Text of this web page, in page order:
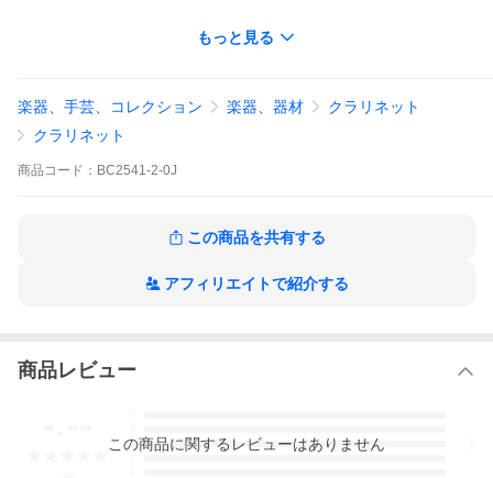
製造してきた歴史あるブランドです。1825年の創業以来、〈ビュ
す。200年近くもの間、多くの音楽家が〈ビュッフェ・クランポ
ン〉とともに美の発見と音楽への情熱を追求し続けてきました。
【仕様】
ベームシステム、17キー、6リング
精密特殊加工スチール針ばねおよび板ばね
リガチャー
キャップ
バックパックケース
もっと見る
楽器、手芸、コレクション 楽器、器材
クラリネット
クラリネット
商品 コード： BC2541-2-0J
この商品を共有する
アフィリエイトで紹介する
商品レビュー
3
この商品に関するレビューはありません